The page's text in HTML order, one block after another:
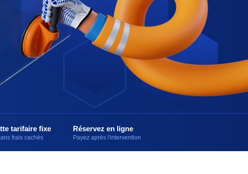
tarifaire fixe
frais cachés
Réservez en ligne
Payez après l'intervention